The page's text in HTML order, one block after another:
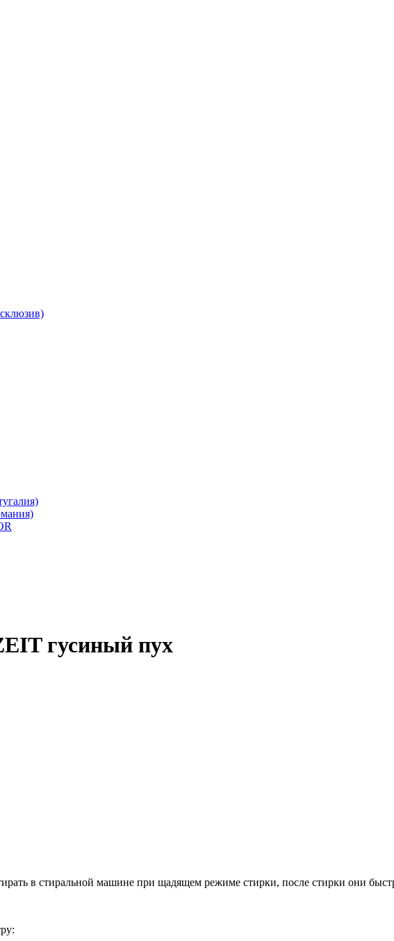
гусиный пух
в стиральной машине при щадящем режиме стирки, после стирки они